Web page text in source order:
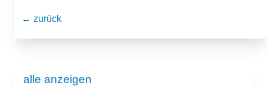
← zurück
alle anzeigen